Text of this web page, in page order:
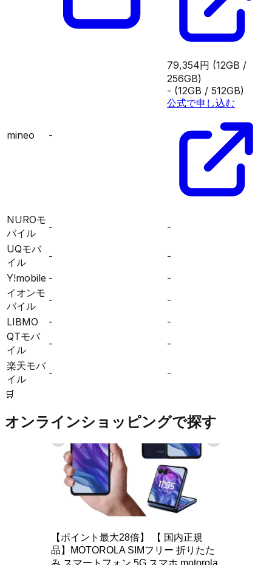
mineo -
79,354円 (12GB /
256GB)
- (12GB / 512GB)
公式で申し込む
NUROモ
バイル
-
-
UQモバ
イル
-
-
Y!mobile -
-
イオンモ
バイル
-
-
LIBMO
-
-
QTモバ
イル
-
-
楽天モバ
イル
-
-
🛒
オンラインショッピングで探す